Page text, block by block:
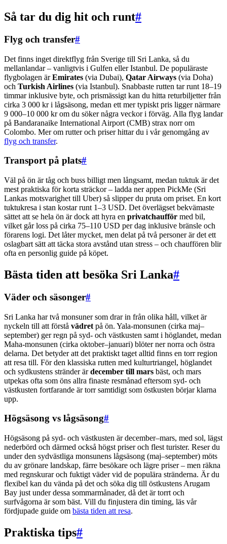
Så tar du dig hit och runt#
Flyg och transfer#
Det finns inget direktflyg från Sverige till Sri Lanka, så du
mellanlandar – vanligtvis i Gulfen eller Istanbul. De populäraste
flygbolagen ärEmirates (via Dubai), Qatar Airways (via Doha)
och Turkish Airlines (via Istanbul). Snabbaste rutten tar runt 18–19
timmar inklusive byte, och prismässigt kan du hitta returbiljetter från
cirka 3 000 kr i lågsäsong, medan ett mer typiskt pris ligger närmare
9 000–10 000 kr om du söker några veckor i förväg. Alla flyg landar
på Bandaranaike International Airport (CMB) strax norr om
Colombo. Mer om rutter och priser hittar du i vår genomgång av
flyg och transfer.
Transport på plats#
Väl på ön är tåg och buss billigt men långsamt, medan tuktuk är det
mest praktiska för korta sträckor – ladda ner appen PickMe (Sri
Lankas motsvarighet till Uber) så slipper du pruta om priset. En kort
tuktukresa i stan kostar runt 1–3 USD. Det överlägset bekvämaste
sättet att se hela ön är dock att hyra en privatchaufför med bil,
vilket går loss på cirka 75–110 USD per dag inklusive bränsle och
förarens logi. Det låter mycket, men delat på två personer är det ett
oslagbart sätt att täcka stora avstånd utan stress – och chauffören blir
ofta en personlig guide på köpet.
Bästa tiden att besöka Sri Lanka#
Väder och säsonger#
Sri Lanka har två monsuner som drar in från olika håll, vilket är
nyckeln till att förstå vädret på ön. Yala-monsunen (cirka maj–
september) ger regn på syd- och västkusten samt i höglandet, medan
Maha-monsunen (cirka oktober–januari) blöter ner norra och östra
delarna. Det betyder att det praktiskt taget alltid finns en torr region
att resa till. För den klassiska rutten med kulturtriangel, höglandet
och sydkustens stränder ärdecember till mars bäst, och mars
utpekas ofta som öns allra finaste resmånad eftersom syd- och
västkusten fortfarande är torr samtidigt som östkusten börjar klarna
upp.
Högsäsong vs lågsäsong#
Högsäsong på syd- och västkusten är december–mars, med sol, lägst
nederbörd och därmed också högst priser och flest turister. Reser du
under den sydvästliga monsunens lågsäsong (maj–september) möts
du av grönare landskap, färre besökare och lägre priser – men räkna
med regnskurar och fuktigt väder vid de populära stränderna. Är du
flexibel kan du vända på det och söka dig till östkustens Arugam
Bay just under dessa sommarmånader, då det är torrt och
surfvågorna är som bäst. Vill du finjustera din timing, läs vår
fördjupade guide om bästa tiden att resa.
Praktiska tips#